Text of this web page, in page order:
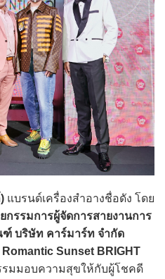
แบรนด์เครื่องสำอางชื่อดัง โดย
รรมการผู้จัดการสายงานการ
บริษัท คาร์มาร์ท จำกัด
Sunset BRIGHT
รมมอบความสุขให้กับผู้โชคดี